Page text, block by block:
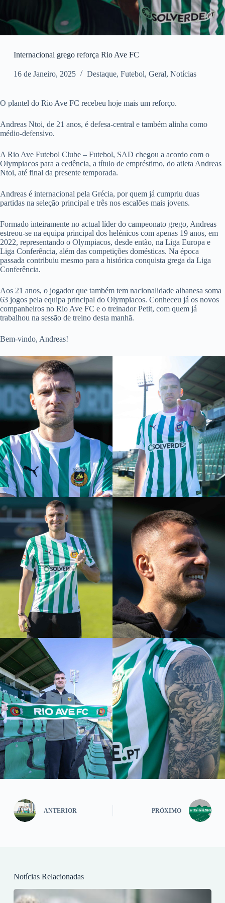
Internacional grego reforça Rio Ave FC
16 de Janeiro, 2025 Destaque, Futebol, Geral, Notícias
O plantel do Rio Ave FC recebeu hoje mais um reforço.
Andreas Ntoi, de 21 anos, é defesa-central e também alinha como
médio-defensivo.
A Rio Ave Futebol Clube – Futebol, SAD chegou a acordo com o
Olympiacos para a cedência, a título de empréstimo, do atleta Andreas
Ntoi, até final da presente temporada.
Andreas é internacional pela Grécia, por quem já cumpriu duas
partidas na seleção principal e três nos escalões mais jovens.
Formado inteiramente no actual líder do campeonato grego, Andreas
estreou-se na equipa principal dos helénicos com apenas 19 anos, em
2022, representando o Olympiacos, desde então, na Liga Europa e
Liga Conferência, além das competições domésticas. Na época
passada contribuiu mesmo para a histórica conquista grega da Liga
Conferência.
Aos 21 anos, o jogador que também tem nacionalidade albanesa soma
63 jogos pela equipa principal do Olympiacos. Conheceu já os novos
companheiros no Rio Ave FC e o treinador Petit, com quem já
trabalhou na sessão de treino desta manhã.
Bem-vindo, Andreas!
ANTERIOR PRÓXIMO
Notícias Relacionadas